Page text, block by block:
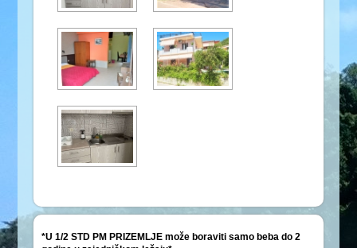
*U 1/2 STD PM PRIZEMLJE može boraviti samo beba do 2